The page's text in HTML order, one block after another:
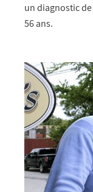
un diagnostic
56 ans.